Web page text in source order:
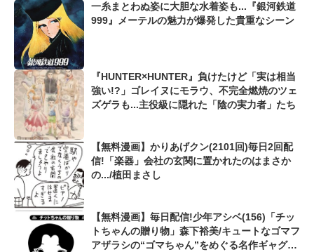
一糸まとわぬ姿に大胆な水着姿も...『銀河鉄道
999』メーテルの魅力が爆発した貴重なシーン
『HUNTER×HUNTER』負けたけど「実は相当
強い!?」ゴレイヌにモラウ、不完全燃焼のツェ
ズゲラも...主役級に隠れた「陰の実力者」たち
【無料漫画】かりあげクン(2101回)毎日2回配
信!「楽器」会社の玄関に置かれたのはまさか
の.../植田まさし
【無料漫画】毎日配信!少年アシベ(156)「チッ
トちゃんの贈り物」森下裕美/キュートなゴマフ
アザラシの“ゴマちゃん”をめぐる名作ギャグ4